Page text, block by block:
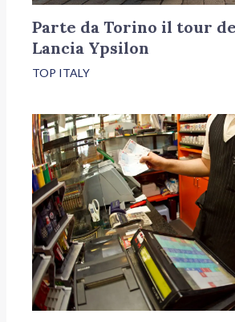
Parte da Torino il tour
Lancia Ypsilon
TOP ITALY